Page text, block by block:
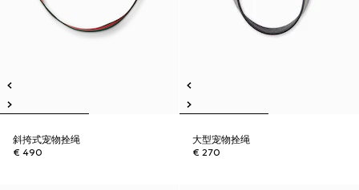
斜挎式宠物拴绳
€ 490
大型宠物拴绳
€ 270